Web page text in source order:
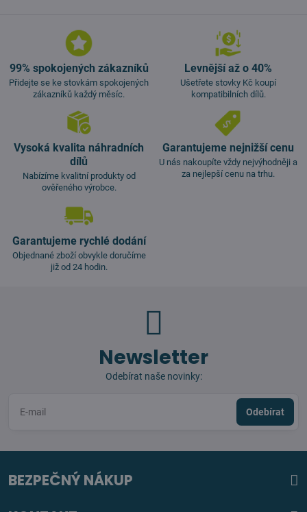
99% spokojených zákazníků
Přidejte se ke stovkám spokojených
zákazníků každý měsíc.
Levnější až o 40%
Ušetřete stovky Kč koupí
kompatibilních dílů.
Vysoká kvalita náhradních
dílů
Nabízíme kvalitní produkty od
ověřeného výrobce.
Garantujeme nejnižší cenu
U nás nakoupíte vždy nejvýhodněji a
za nejlepší cenu na trhu.
Garantujeme rychlé dodání
Objednané zboží obvykle doručíme
již od 24 hodin.
Newsletter
Odebírat naše novinky:
Odebírat
BEZPEČNÝ NÁKUP